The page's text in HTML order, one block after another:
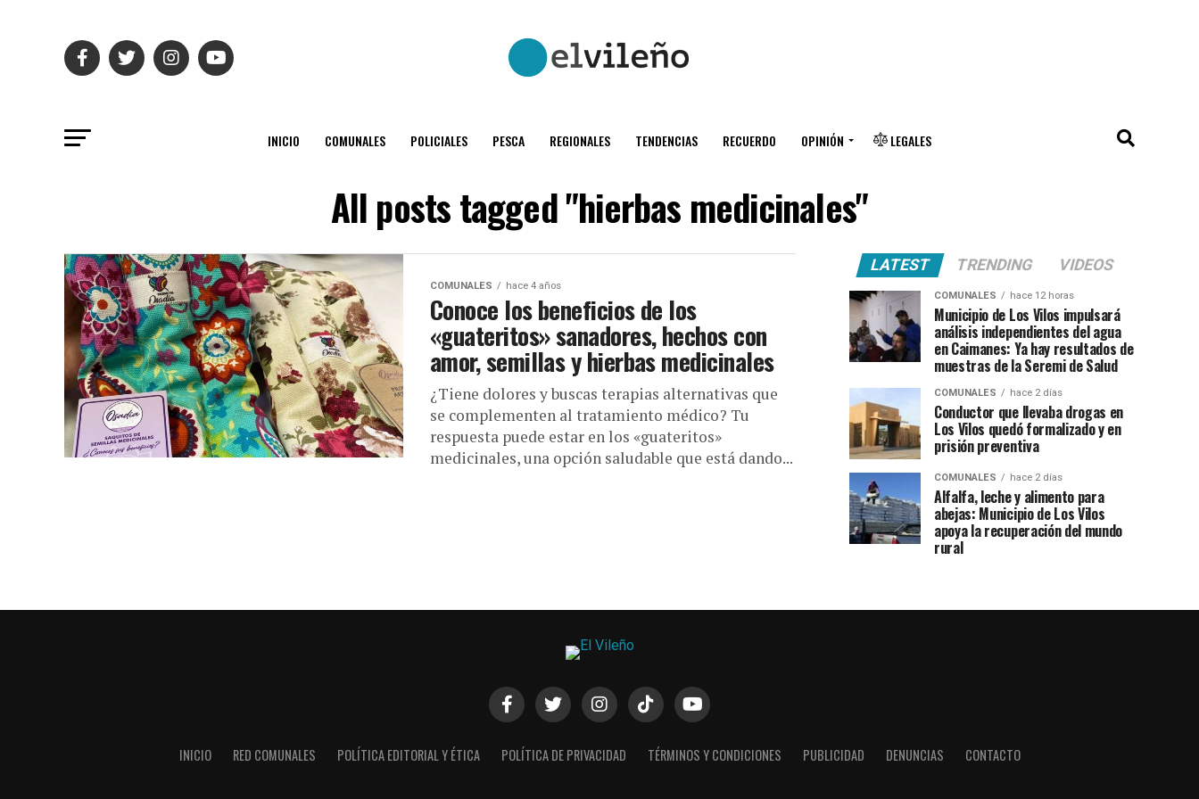
INICIO COMUNALES POLICIALES PESCA REGIONALES TENDENCIAS RECUERDO OPINIÓN LEGALES
All posts tagged "hierbas medicinales"
COMUNALES hace 4 años
Conoce los beneficios de los
«guateritos» sanadores, hechos con
amor, semillas y hierbas medicinales
¿Tiene dolores y buscas terapias alternativas que
se complementen al tratamiento médico? Tu
respuesta puede estar en los «guateritos»
medicinales, una opción saludable que está dando...
LATEST TRENDING VIDEOS
COMUNALES hace 12 horas
Municipio de Los Vilos impulsará
análisis independientes del agua
en Caimanes: Ya hay resultados de
muestras de la Seremi de Salud
COMUNALES hace 2 días
Conductor que llevaba drogas en
Los Vilos quedó formalizado y en
prisión preventiva
COMUNALES hace 2 días
Alfalfa, leche y alimento para
abejas: Municipio de Los Vilos
apoya la recuperación del mundo
rural
INICIO RED COMUNALES POLÍTICA EDITORIAL Y ÉTICA POLÍTICA DE PRIVACIDAD TÉRMINOS Y CONDICIONES PUBLICIDAD DENUNCIAS CONTACTO